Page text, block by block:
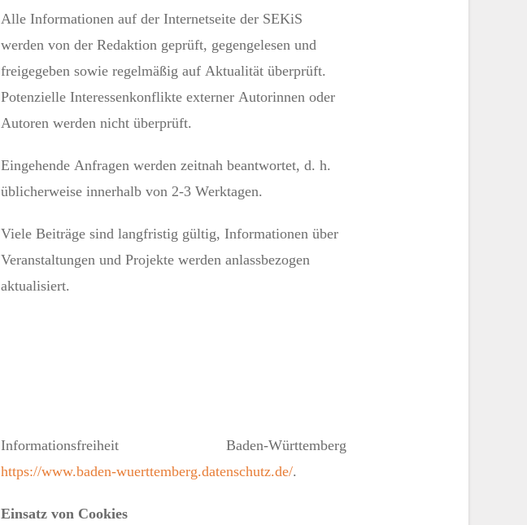
Alle Informationen auf der Internetseite der SEKiS
werden von der Redaktion geprüft, gegengelesen und
freigegeben sowie regelmäßig auf Aktualität überprüft.
Potenzielle Interessenkonflikte externer Autorinnen oder
Autoren werden nicht überprüft.
Eingehende Anfragen werden zeitnah beantwortet, d. h.
üblicherweise innerhalb von 2-3 Werktagen.
Viele Beiträge sind langfristig gültig, Informationen über
Veranstaltungen und Projekte werden anlassbezogen
aktualisiert.
Informationsfreiheit Baden-Württemberg
https://www.baden-wuerttemberg.datenschutz.de/.
Einsatz von Cookies